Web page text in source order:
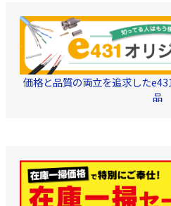
価格と品質の両立を追求した
品